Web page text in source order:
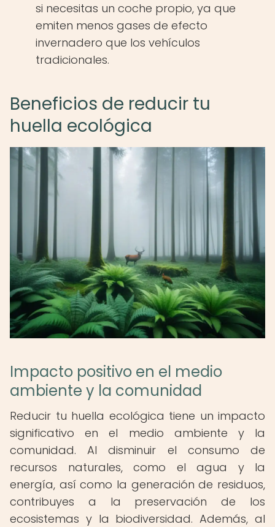
si necesitas un coche propio, ya que
emiten menos gases de efecto
invernadero que los vehículos
tradicionales.
Beneficios de reducir tu
huella ecológica
Impacto positivo en el medio
ambiente y la comunidad
Reducir tu huella ecológica tiene un impacto
significativo en el medio ambiente y la
comunidad. Al disminuir el consumo de
recursos naturales, como el agua y la
energía, así como la generación de residuos,
contribuyes a la preservación de los
ecosistemas y la biodiversidad. Además, al